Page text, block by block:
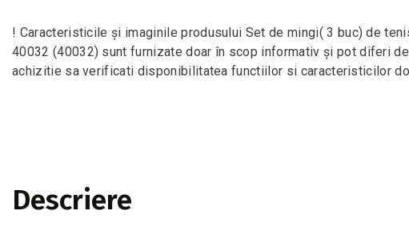
! Caracteristicile și imaginile produsului Set de mingi( 3 buc) de
40032 (40032) sunt furnizate doar în scop informativ și pot diferi
achizitie sa verificati disponibilitatea functiilor si caracteristicilor
Descriere